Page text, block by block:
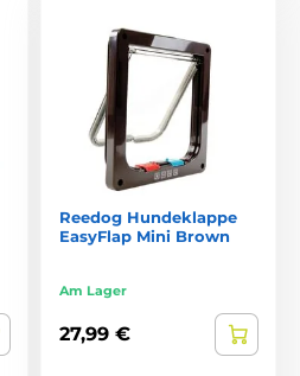
Reedog Hundeklappe
EasyFlap Mini Brown
Am Lager
27,99 €